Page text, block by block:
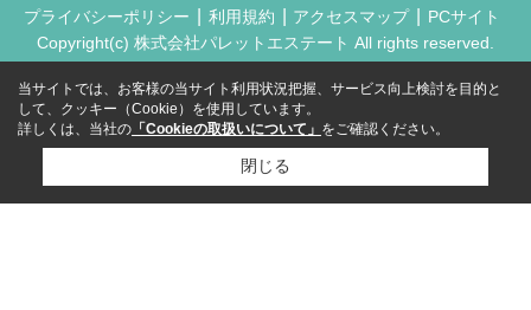
プライバシーポリシー 利用規約 アクセスマップ
PCサイト
Copyright(c) 株式会社パレットエステート All rights reserved.
当サイトでは、お客様の当サイト利用状況把握、サービス向上検討を目的と
して、クッキー（Cookie）を使用しています。
詳しくは、当社の 「Cookieの取扱いについて」 をご確認ください。
閉じる